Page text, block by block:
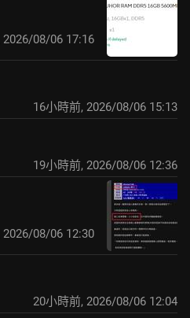
2026/08/06 17:16
16小時前, 2026/08/06 15:13
19小時前, 2026/08/06 12:36
2026/08/06 12:30
20小時前, 2026/08/06 12:04